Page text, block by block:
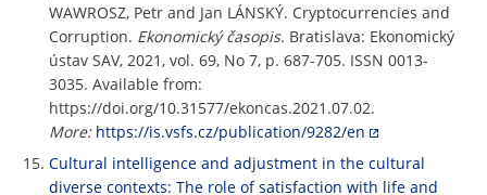
WAWROSZ, Petr and Jan LÁNSKÝ. Cryptocurrencies and
Corruption. Ekonomický časopis. Bratislava: Ekonomický
ústav SAV, 2021, vol. 69, No 7, p. 687-705. ISSN 0013-
3035. Available from:
https://doi.org/10.31577/ekoncas.2021.07.02.
More: https://is.vsfs.cz/publication/9282/en
Cultural intelligence and adjustment in the cultural
diverse contexts: The role of satisfaction with life and